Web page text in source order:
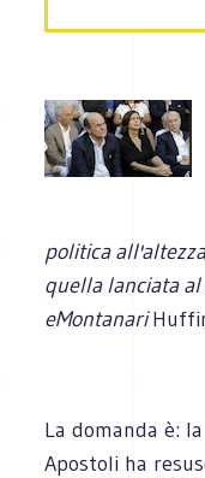
politica
quella lanciata al
eMontanari
La domanda è:
Apostoli ha